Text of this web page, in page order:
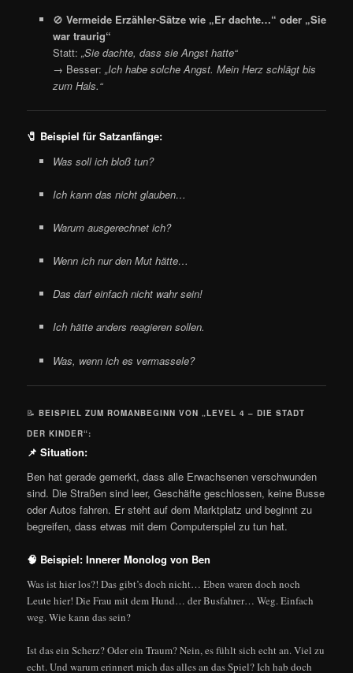
🚫 Vermeide Erzähler-Sätze wie „Er dachte…“ oder „Sie
war traurig“
Statt: „Sie dachte, dass sie Angst hatte“
→ Besser: „Ich habe solche Angst. Mein Herz schlägt bis
zum Hals.“
🧷 Beispiel für Satzanfänge:
Was soll ich bloß tun?
Ich kann das nicht glauben…
Warum ausgerechnet ich?
Wenn ich nur den Mut hätte…
Das darf einfach nicht wahr sein!
Ich hätte anders reagieren sollen.
Was, wenn ich es vermassele?
📝BEISPIEL ZUM ROMANBEGINN VON „LEVEL 4 – DIE STADT
DER KINDER“:
📌 Situation:
Ben hat gerade gemerkt, dass alle Erwachsenen verschwunden
sind. Die Straßen sind leer, Geschäfte geschlossen, keine Busse
oder Autos fahren. Er steht auf dem Marktplatz und beginnt zu
begreifen, dass etwas mit dem Computerspiel zu tun hat.
🧠 Beispiel: Innerer Monolog von Ben
Was ist hier los?! Das gibt’s doch nicht… Eben waren doch noch
Leute hier! Die Frau mit dem Hund… der Busfahrer… Weg. Einfach
weg. Wie kann das sein?
Ist das ein Scherz? Oder ein Traum? Nein, es fühlt sich echt an. Viel zu
echt. Und warum erinnert mich das alles an das Spiel? Ich hab doch